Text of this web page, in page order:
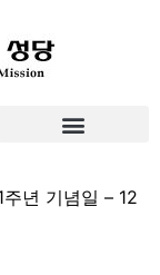
년 기념일 – 12